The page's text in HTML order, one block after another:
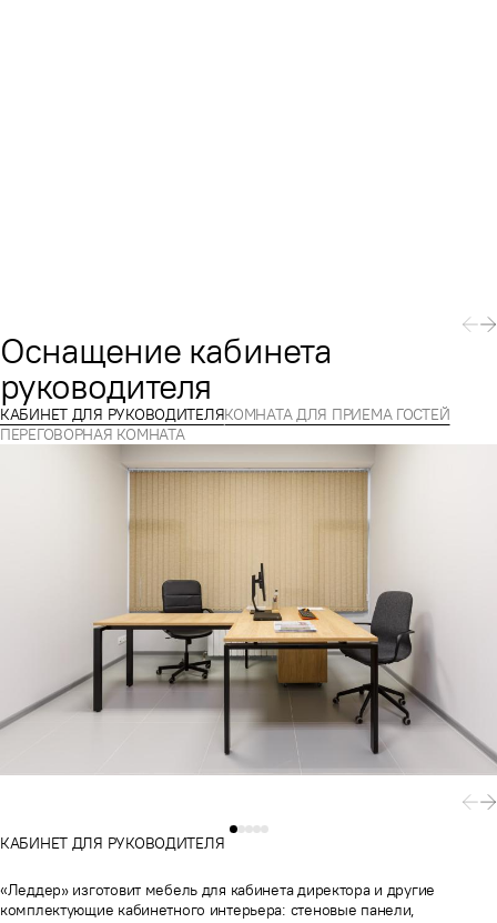
Оснащение кабинета
руководителя
КАБИНЕТ ДЛЯ РУКОВОДИТЕЛЯКОМНАТА ДЛЯ ПРИЕМА ГОСТЕЙ
ПЕРЕГОВОРНАЯ КОМНАТА
КАБИНЕТ ДЛЯ РУКОВОДИТЕЛЯ
«Леддер» изготовит мебель для кабинета директора и другие
комплектующие кабинетного интерьера: стеновые панели,